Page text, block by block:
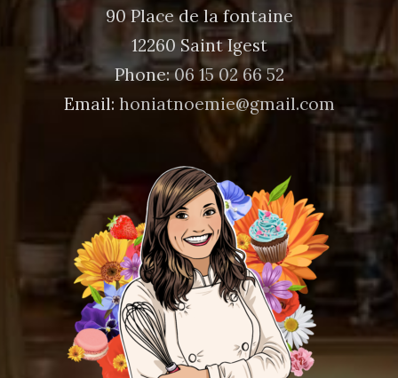
90 Place de la fontaine
12260 Saint Igest
Phone: 06 15 02 66 52
Email: honiatnoemie@gmail.com